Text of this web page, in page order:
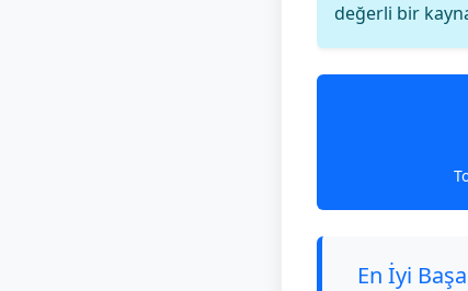
değerli bir
En İyi